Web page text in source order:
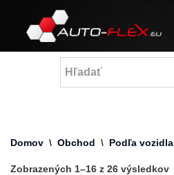
Prejsť
na
Domov \ Obchod \ Podľa vozidla
Zobrazených 1–16 z 26 výsledkov